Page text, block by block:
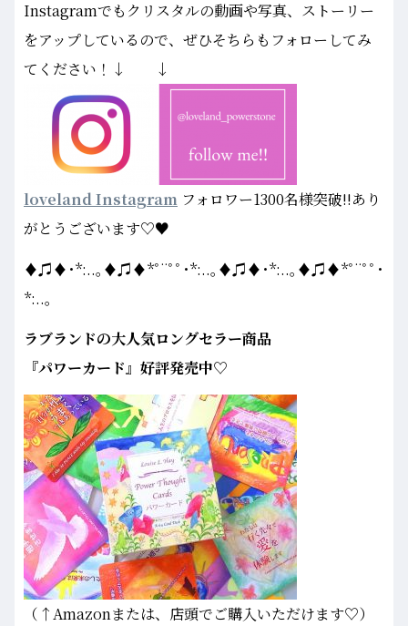
Instagramでもクリスタルの動画や写真、ストーリー
をアップしているので、ぜひそちらもフォローしてみ
てください！↓ ↓
loveland Instagram フォロワー1300名様突破!!あり
がとうございます♡♥
♦♫♦･*:..｡♦♫♦*ﾟ¨ﾟﾟ･*:..｡♦♫♦･*:..｡♦♫♦*ﾟ¨ﾟﾟ･
*:..｡
ラブランドの大人気ロングセラー商品
『パワーカード』好評発売中♡
（↑Amazonまたは、店頭でご購入いただけます♡）